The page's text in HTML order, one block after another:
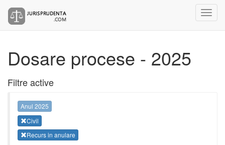
Dosare procese - 2025
Filtre active
Anul 2025
Civil
Recurs in anulare